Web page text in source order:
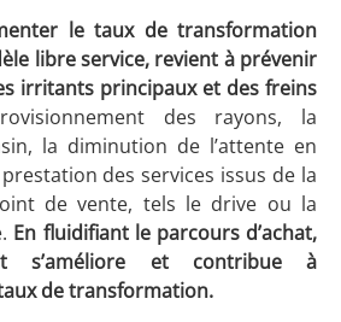
le taux de transformation
libre service, revient à prévenir
irritants principaux et des freins
des rayons, la
la diminution de l’attente en
des services issus de la
de vente, tels le drive ou la
En fluidifiant le parcours d’achat,
s’améliore et contribue à
de transformation.